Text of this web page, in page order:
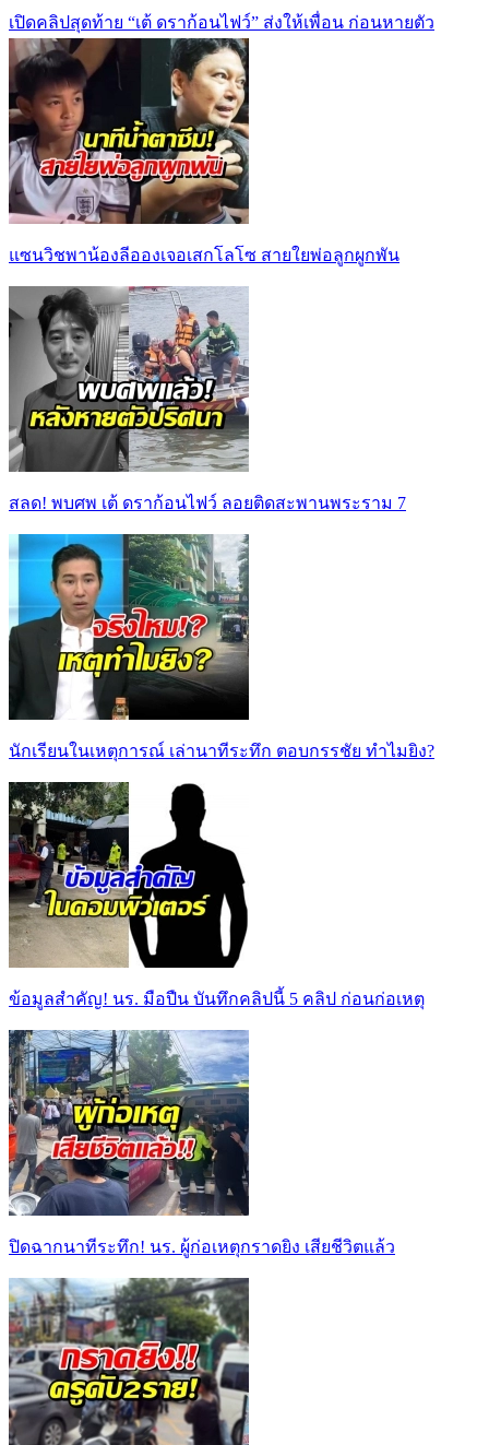
เปิดคลิปสุดท้าย “เต้ ดราก้อนไฟว์” ส่งให้เพื่อน ก่อนหายตัว
แซนวิชพาน้องลีอองเจอเสกโลโซ สายใยพ่อลูกผูกพัน
สลด! พบศพ เต้ ดราก้อนไฟว์ ลอยติดสะพานพระราม 7
นักเรียนในเหตุการณ์ เล่านาทีระทึก ตอบกรรชัย ทำไมยิง?
ข้อมูลสำคัญ! นร. มือปืน บันทึกคลิปนี้ 5 คลิป ก่อนก่อเหตุ
ปิดฉากนาทีระทึก! นร. ผู้ก่อเหตุกราดยิง เสียชีวิตแล้ว